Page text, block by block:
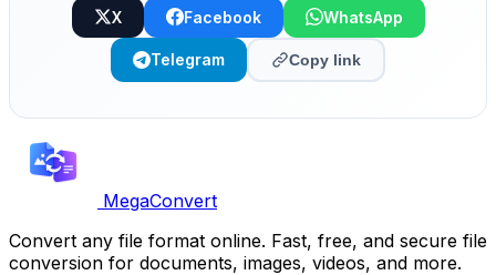
X Facebook WhatsApp
Telegram Copy link
MegaConvert
Convert any file format online. Fast, free, and secure file
conversion for documents, images, videos, and more.